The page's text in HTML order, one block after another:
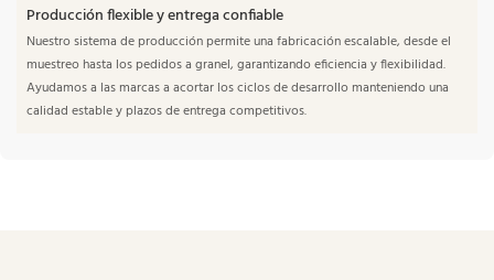
Producción flexible y entrega confiable
Nuestro sistema de producción permite una fabricación escalable, desde el
muestreo hasta los pedidos a granel, garantizando eficiencia y flexibilidad.
Ayudamos a las marcas a acortar los ciclos de desarrollo manteniendo una
calidad estable y plazos de entrega competitivos.